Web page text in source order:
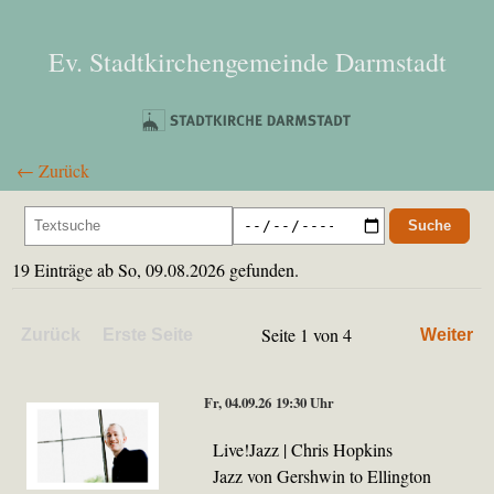
← Zurück
Ev. Stadtkirchengemeinde Darmstadt
Suche
19 Einträge ab So, 09.08.2026 gefunden.
Seite 1 von 4 Weiter
Fr, 04.09.26 19:30 Uhr
Live!Jazz | Chris Hopkins
Jazz von Gershwin to Ellington